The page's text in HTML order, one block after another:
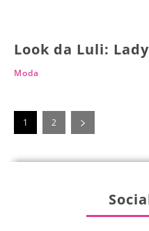
Look da Luli:
Moda
1 2